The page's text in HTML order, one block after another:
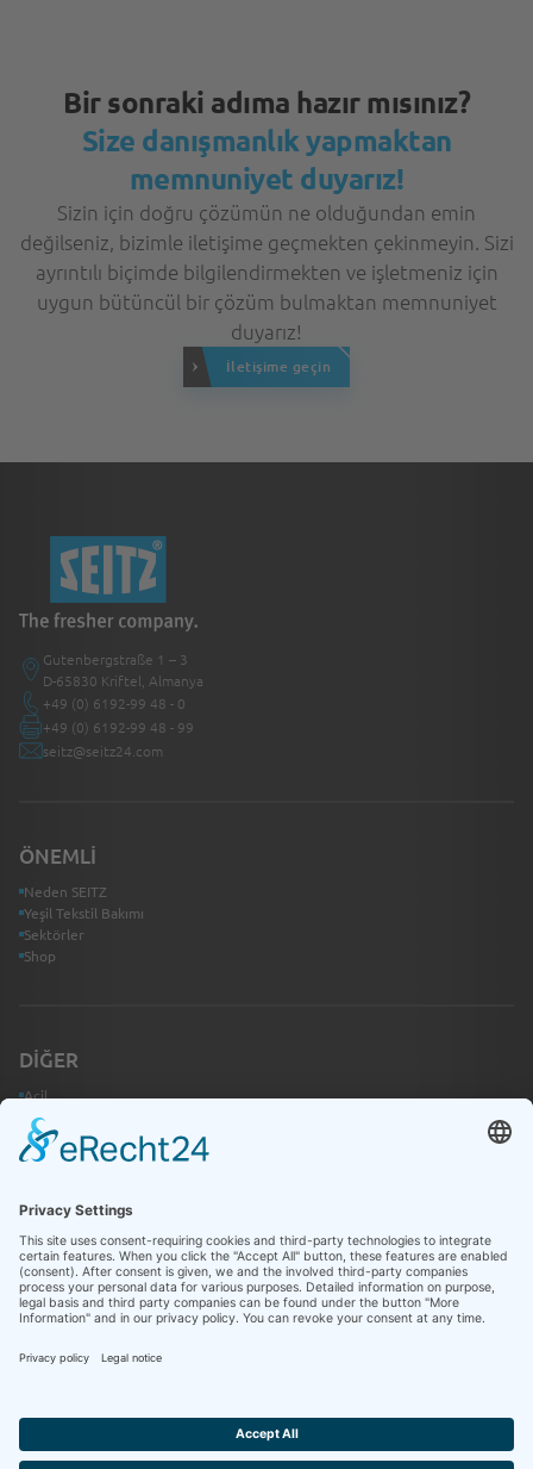
Bir sonraki adıma hazır mısınız?
Size danışmanlık yapmaktan
memnuniyet duyarız!
Sizin için doğru çözümün ne olduğundan emin
değilseniz, bizimle iletişime geçmekten çekinmeyin. Sizi
ayrıntılı biçimde bilgilendirmekten ve işletmeniz için
uygun bütüncül bir çözüm bulmaktan memnuniyet
duyarız!
İletişime geçin
Gutenbergstraße 1 – 3
D-65830 Kriftel, Almanya
+49 (0) 6192-99 48 - 0
+49 (0) 6192-99 48 - 99
seitz@seitz24.com
ÖNEMLI
Neden SEITZ
Yeşil Tekstil Bakımı
Sektörler
Shop
DIĞER
Acil
İletişim
Bilgi Merkezi
HUKUKI BILGILER
Gizlilik Politikası